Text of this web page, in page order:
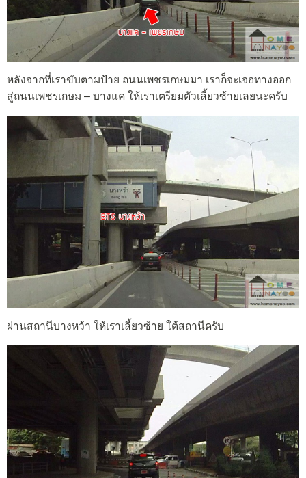
หลังจากที่เราขับตามป้าย ถนนเพชรเกษมมา เราก็จะเจอทางออก
สู่ถนนเพชรเกษม – บางแค ให้เราเตรียมตัวเลี้ยวซ้ายเลยนะครับ
ผ่านสถานีบางหว้า ให้เราเลี้ยวซ้าย ใต้สถานีครับ